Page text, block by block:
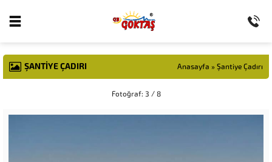
ŞANTIYE ÇADIRI Anasayfa » Şantiye Çadırı
Fotoğraf: 3 / 8